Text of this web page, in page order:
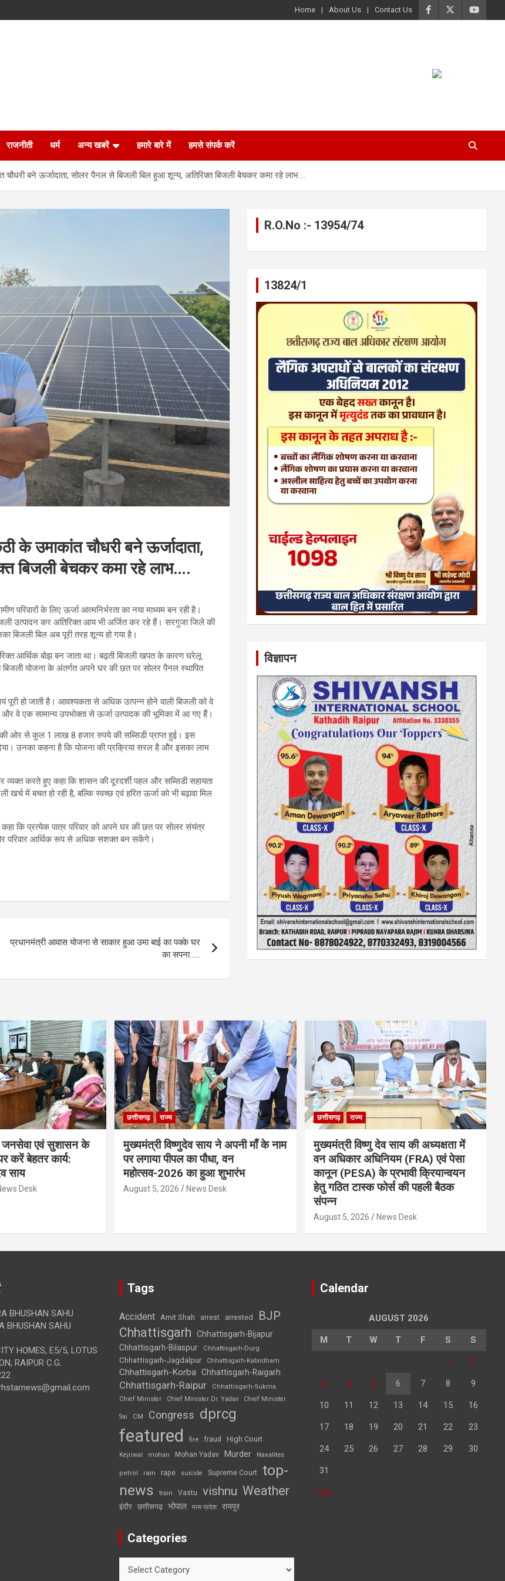
Home About Us Contact Us
राजनीती धर्म अन्य खबरें हमारे बारे में हमसे संपर्क करें
चौधरी बने ऊर्जादाता, सोलर पैनल से बिजली बिल हुआ शून्य, अतिरिक्त बिजली बेचकर कमा रहे लाभ….
के उमाकांत चौधरी बने ऊर्जादाता,
बिजली बेचकर कमा रहे लाभ….
परिवारों के लिए ऊर्जा आत्मनिर्भरता का नया माध्यम बन रही है।
उत्पादन कर अतिरिक्त आय भी अर्जित कर रहे हैं। सरगुजा जिले की
बिजली बिल अब पूरी तरह शून्य हो गया है।
आर्थिक बोझ बन जाता था। बढ़ती बिजली खपत के कारण घरेलू
बिजली योजना के अंतर्गत अपने घर की छत पर सोलर पैनल स्थापित
हो जाती है। आवश्यकता से अधिक उत्पन्न होने वाली बिजली को वे
वे एक सामान्य उपभोक्ता से ऊर्जा उत्पादक की भूमिका में आ गए हैं।
ओर से कुल 1 लाख 8 हजार रुपये की सब्सिडी प्राप्त हुई। इस
उनका कहना है कि योजना की प्रक्रिया सरल है और इसका लाभ
व्यक्त करते हुए कहा कि शासन की दूरदर्शी पहल और सब्सिडी सहायता
में बचत हो रही है, बल्कि स्वच्छ एवं हरित ऊर्जा को भी बढ़ावा मिल
कि प्रत्येक पात्र परिवार को अपने घर की छत पर सोलर संयंत्र
और परिवार आर्थिक रूप से अधिक सशक्त बन सकेंगे।
प्रधानमंत्री आवास योजना से साकार हुआ उमा बाई का पक्के घर
का सपना……
R.O.No :- 13954/74
13824/1
विज्ञापन
जनसेवा एवं सुशासन के
करें बेहतर कार्य:
साय
Desk
छत्तीसगढ़ राज्य
मुख्यमंत्री विष्णुदेव साय ने अपनी माँ के नाम
पर लगाया पीपल का पौधा, वन
महोत्सव-2026 का हुआ शुभारंभ
August 5, 2026 News Desk
छत्तीसगढ़ राज्य
मुख्यमंत्री विष्णु देव साय की अध्यक्षता में
वन अधिकार अधिनियम (FRA) एवं पेसा
कानून (PESA) के प्रभावी क्रियान्वयन
हेतु गठित टास्क फोर्स की पहली बैठक
संपन्न
August 5, 2026 News Desk
BHUSHAN SAHU
BHUSHAN SAHU
HOMES, E5/5, LOTUS
RAIPUR C.G.
Tags
Accident Amit Shah arrest arrested BJP
Chhattisgarh
Chhattisgarh-Bijapur
Chhattisgarh-Bilaspur
Chhattisgarh-Durg
Chhattisgarh-Jagdalpur Chhattisgarh-Kabirdham
Chhattisgarh-Korba Chhattisgarh-Raigarh
Chhattisgarh-Raipur
Chhattisgarh-Sukma
Chief Minister
Chief Minister Dr. Yadav Chief Minister
Sai CM Congress dprcg
featured fire fraud High Court
Kejriwal mohan Mohan Yadav Murder Naxalites
petrol rain rape suicide Supreme Court top-
news
train Vastu vishnu Weather
इंदौर छत्तीसगढ़ भोपाल मध्य प्रदेश रायपुर
Categories
Calendar
AUGUST 2026
M T W T F S S
1 2
3 4 5 6 7 8 9
10 11 12 13 14 15 16
17 18 19 20 21 22 23
24 25 26 27 28 29 30
31
« Jul